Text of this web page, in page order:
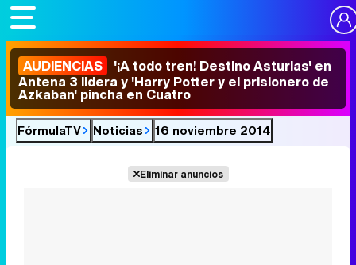
AUDIENCIAS '¡A todo tren! Destino Asturias' en
Antena 3 lidera y 'Harry Potter y el prisionero de
Azkaban' pincha en Cuatro
FórmulaTV Noticias 16 noviembre 2014
Eliminar anuncios